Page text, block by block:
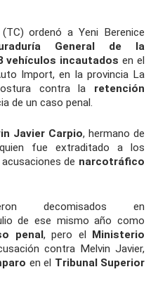
ordenó a Yeni Berenice
General de la
vehículos incautados en el
Import, en la provincia La
contra la retención
de un caso penal.
Javier Carpio, hermano de
fue extraditado a los
de narcotráfico
decomisados en
de ese mismo año como
penal, pero el Ministerio
contra Melvin Javier,
en el Tribunal Superior